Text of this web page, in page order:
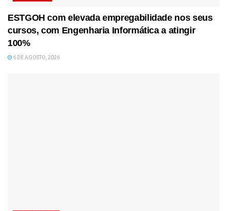
ESTGOH com elevada empregabilidade nos seus
cursos, com Engenharia Informática a atingir
100%
6 DE AGOSTO, 2026